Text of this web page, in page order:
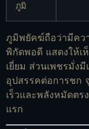
ภูมิ
ภูมิพยัคฆ์ถือว่ามีคว
พิกัดพอดี แสดงให้เ
เยี่ยม ส่วนเพชรมั่ง
อุปสรรคต่อการชก
เร็วและพลังหมัดตร
แรก